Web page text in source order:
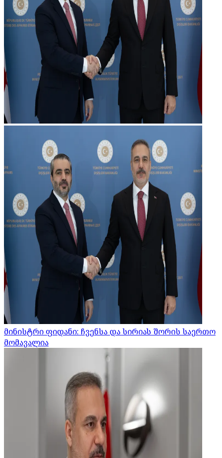
მინისტრი ფიდანი: ჩვენსა და სირიას შორის საერთო
მომავალია